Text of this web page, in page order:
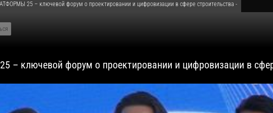
25 – ключевой форум о проектировании и цифровизации в сфере строительства -
ключевой форум о проектировании и цифровизации в